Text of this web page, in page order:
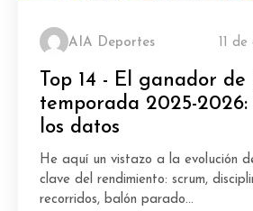
AIA Deportes 11
Top 14 - El ganador de
temporada 2025-2026:
los datos
He aquí un vistazo a la evolución
clave del rendimiento: scrum,
recorridos, balón parado...